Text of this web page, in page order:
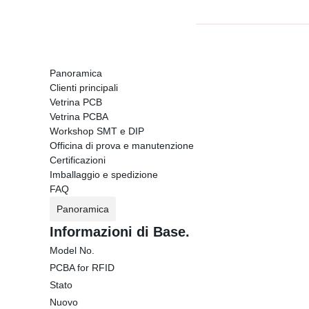
Panoramica
Clienti principali
Vetrina PCB
Vetrina PCBA
Workshop SMT e DIP
Officina di prova e manutenzione
Certificazioni
Imballaggio e spedizione
FAQ
Panoramica
Informazioni di Base.
Model No.
PCBA for RFID
Stato
Nuovo